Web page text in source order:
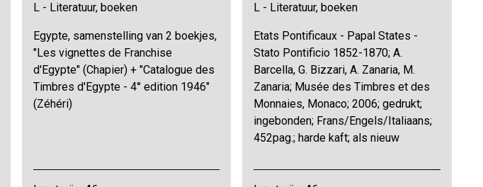
L - Literatuur, boeken
Egypte, samenstelling van 2 boekjes,
"Les vignettes de Franchise
d'Egypte" (Chapier) + "Catalogue des
Timbres d'Egypte - 4° edition 1946"
(Zéhéri)
L - Literatuur, boeken
Etats Pontificaux - Papal States -
Stato Pontificio 1852-1870; A.
Barcella, G. Bizzari, A. Zanaria, M.
Zanaria; Musée des Timbres et des
Monnaies, Monaco; 2006; gedrukt;
ingebonden; Frans/Engels/Italiaans;
452pag.; harde kaft; als nieuw